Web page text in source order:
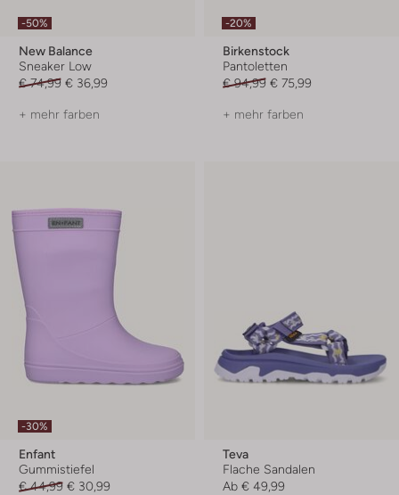
-50%
New Balance
Sneaker Low
€ 74,99 € 36,99
+ mehr farben
-20%
Birkenstock
Pantoletten
€ 94,99 € 75,99
+ mehr farben
-30%
Enfant
Gummistiefel
€ 44,99 € 30,99
Teva
Flache Sandalen
Ab € 49,99